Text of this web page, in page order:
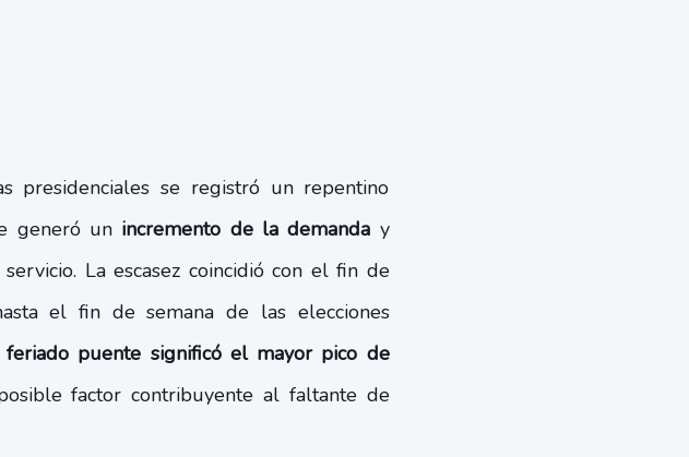
presidenciales se registró un repentino
generó un incremento de la demanda y
La escasez coincidió con el fin de
el fin de semana de las elecciones
puente significó el mayor pico de
factor contribuyente al faltante de